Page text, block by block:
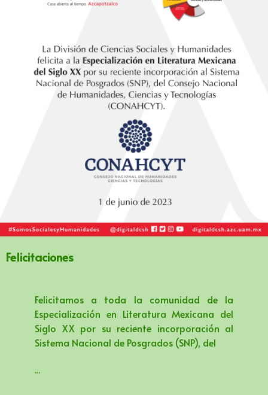
Felicitaciones
Felicitamos a toda la comunidad de la
Especialización en Literatura Mexicana del
Siglo XX por su reciente incorporación al
Sistema Nacional de Posgrados (SNP), del
...